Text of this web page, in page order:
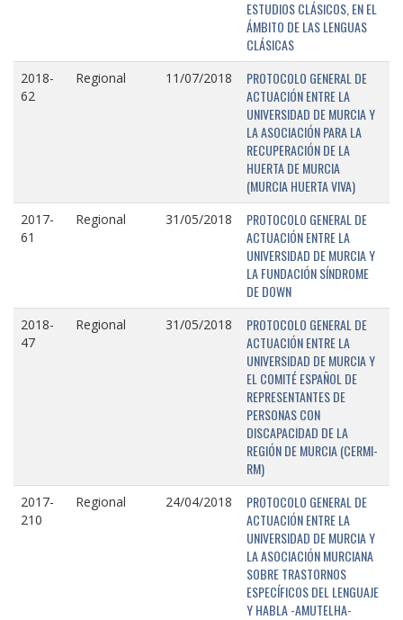
ESTUDIOS CLÁSICOS, EN EL
ÁMBITO DE LAS LENGUAS
CLÁSICAS
2018-
62
Regional 11/07/2018
PROTOCOLO GENERAL DE
ACTUACIÓN ENTRE LA
UNIVERSIDAD DE MURCIA Y
LA ASOCIACIÓN PARA LA
RECUPERACIÓN DE LA
HUERTA DE MURCIA
(MURCIA HUERTA VIVA)
2017-
61
Regional 31/05/2018
PROTOCOLO GENERAL DE
ACTUACIÓN ENTRE LA
UNIVERSIDAD DE MURCIA Y
LA FUNDACIÓN SÍNDROME
DE DOWN
2018-
47
Regional 31/05/2018
PROTOCOLO GENERAL DE
ACTUACIÓN ENTRE LA
UNIVERSIDAD DE MURCIA Y
EL COMITÉ ESPAÑOL DE
REPRESENTANTES DE
PERSONAS CON
DISCAPACIDAD DE LA
REGIÓN DE MURCIA (CERMI-
RM)
2017-
210
Regional 24/04/2018
PROTOCOLO GENERAL DE
ACTUACIÓN ENTRE LA
UNIVERSIDAD DE MURCIA Y
LA ASOCIACIÓN MURCIANA
SOBRE TRASTORNOS
ESPECÍFICOS DEL LENGUAJE
Y HABLA -AMUTELHA-